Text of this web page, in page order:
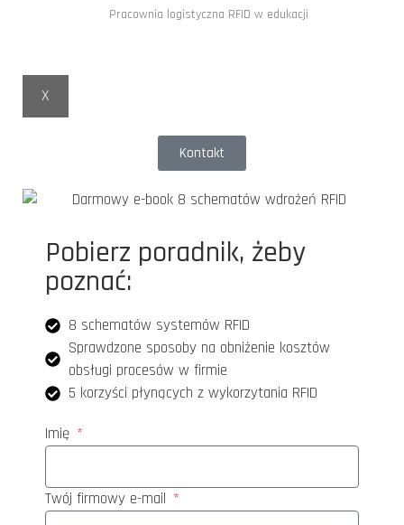
Pracownia logistyczna RFID w edukacji
X
Kontakt
Pobierz poradnik, żeby
poznać:
8 schematów systemów RFID
Sprawdzone sposoby na obniżenie kosztów
obsługi procesów w firmie
5 korzyści płynących z wykorzytania RFID
Imię
Twój firmowy e-mail